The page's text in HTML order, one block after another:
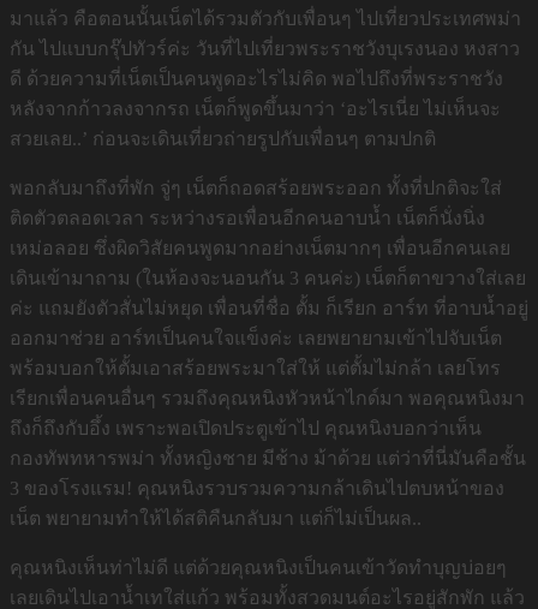
มาแล้ว คือตอนนั้นเน็ตได้รวมตัวกับเพื่อนๆ ไปเที่ยวประเทศพม่า
กัน ไปแบบกรุ๊ปทัวร์ค่ะ วันที่ไปเที่ยวพระราชวังบุเรงนอง หงสาว
ดี ด้วยความที่เน็ตเป็นคนพูดอะไรไม่คิด พอไปถึงที่พระราชวัง
หลังจากก้าวลงจากรถ เน็ตก็พูดขึ้นมาว่า ‘อะไรเนี่ย ไม่เห็นจะ
สวยเลย..’ ก่อนจะเดินเที่ยวถ่ายรูปกับเพื่อนๆ ตามปกติ
พอกลับมาถึงที่พัก จู่ๆ เน็ตก็ถอดสร้อยพระออก ทั้งที่ปกติจะใส่
ติดตัวตลอดเวลา ระหว่างรอเพื่อนอีกคนอาบน้ำ เน็ตก็นั่งนิ่ง
เหม่อลอย ซึ่งผิดวิสัยคนพูดมากอย่างเน็ตมากๆ เพื่อนอีกคนเลย
เดินเข้ามาถาม (ในห้องจะนอนกัน 3 คนค่ะ) เน็ตก็ตาขวางใส่เลย
ค่ะ แถมยังตัวสั่นไม่หยุด เพื่อนที่ชื่อ ตั้ม ก็เรียก อาร์ท ที่อาบน้ำอยู่
ออกมาช่วย อาร์ทเป็นคนใจแข็งค่ะ เลยพยายามเข้าไปจับเน็ต
พร้อมบอกให้ตั้มเอาสร้อยพระมาใส่ให้ แต่ตั้มไม่กล้า เลยโทร
เรียกเพื่อนคนอื่นๆ รวมถึงคุณหนิงหัวหน้าไกด์มา พอคุณหนิงมา
ถึงก็ถึงกับอึ้ง เพราะพอเปิดประตูเข้าไป คุณหนิงบอกว่าเห็น
กองทัพทหารพม่า ทั้งหญิงชาย มีช้าง ม้าด้วย แต่ว่าที่นี่มันคือชั้น
3 ของโรงแรม! คุณหนิงรวบรวมความกล้าเดินไปตบหน้าของ
เน็ต พยายามทำให้ได้สติคืนกลับมา แต่ก็ไม่เป็นผล..
คุณหนิงเห็นท่าไม่ดี แต่ด้วยคุณหนิงเป็นคนเข้าวัดทำบุญบ่อยๆ
เลยเดินไปเอาน้ำเทใส่แก้ว พร้อมทั้งสวดมนต์อะไรอยู่สักพัก แล้ว